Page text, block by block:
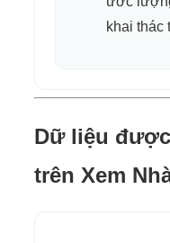
khai thác
Dữ liệu
trên Xem